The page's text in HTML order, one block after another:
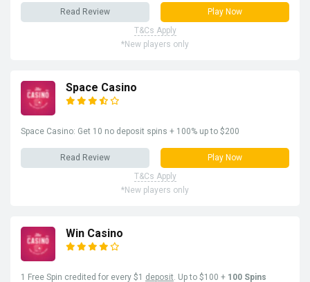
Read Review
Play Now
T&Cs Apply
*New players only
Space Casino
Space Casino: Get 10 no deposit spins + 100% up to $200
Read Review
Play Now
T&Cs Apply
*New players only
Win Casino
1 Free Spin credited for every $1 deposit. Up to $100 + 100 Spins